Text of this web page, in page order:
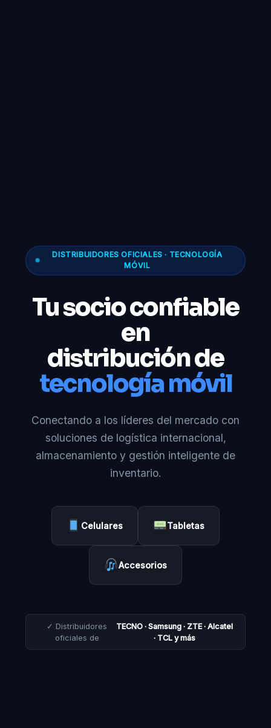
DISTRIBUIDORES OFICIALES · TECNOLOGÍA
MÓVIL
Tu socio confiable
en
distribución de
tecnología móvil
Conectando a los líderes del mercado con
soluciones de logística internacional,
almacenamiento y gestión inteligente de
inventario.
Celulares Tabletas
Accesorios
✓ Distribuidores
oficiales de
TECNO · Samsung · ZTE · Alcatel
· TCL y más